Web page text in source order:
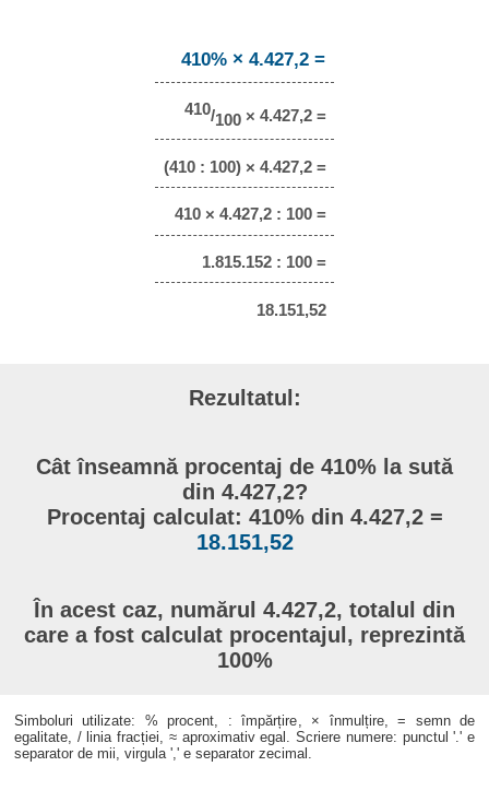
410% × 4.427,2 =
410/100× 4.427,2 =
(410 : 100) × 4.427,2 =
410 × 4.427,2 : 100 =
1.815.152 : 100 =
18.151,52
Rezultatul:
Cât înseamnă procentaj de 410% la sută
din 4.427,2?
Procentaj calculat: 410% din 4.427,2 =
18.151,52
În acest caz, numărul 4.427,2, totalul din
care a fost calculat procentajul, reprezintă
100%
Simboluri utilizate: % procent, : împărțire, × înmulțire, = semn de
egalitate, / linia fracției, ≈ aproximativ egal. Scriere numere: punctul '.' e
separator de mii, virgula ',' e separator zecimal.